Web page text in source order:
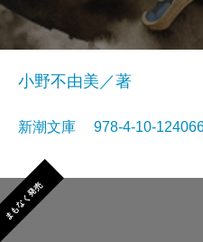
小野不由美／著
新潮文庫 978-4-10-
まもなく発売